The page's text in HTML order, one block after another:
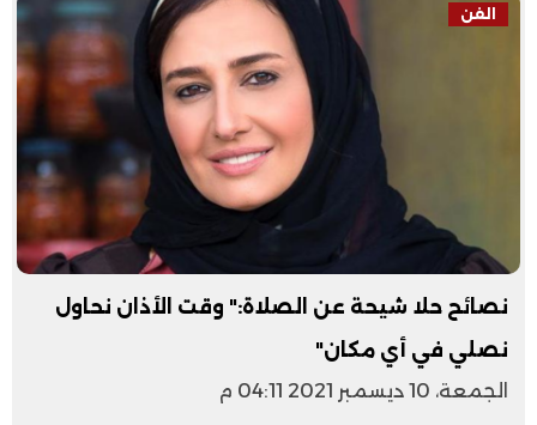
الفن
نصائح حلا شيحة عن الصلاة:" وقت الأذان نحاول
نصلي في أي مكان"
الجمعة، 10 ديسمبر 2021 04:11 م